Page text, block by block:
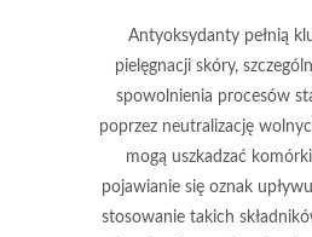
Antyoksydanty pełnią
pielęgnacji skóry,
spowolnienia procesów
poprzez neutralizację
mogą uszkadzać
pojawianie się oznak
stosowanie takich